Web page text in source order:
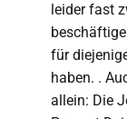
leider fast
für
haben. .
allein: Die